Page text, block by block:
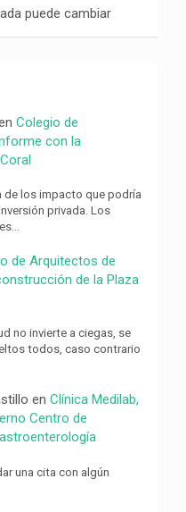
puede cambiar
Colegio de
con la
de los impacto que podría
privada. Los
de Arquitectos de
de la Plaza
no invierte a ciegas, se
todos, caso contrario
enClínica Medilab,
Centro de
una cita con algún